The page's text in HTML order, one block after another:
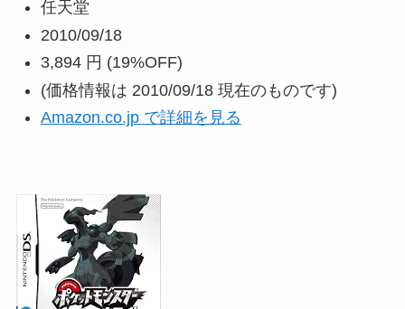
任天堂
2010/09/18
3,894 円 (19%OFF)
(価格情報は 2010/09/18 現在のものです)
Amazon.co.jp で詳細を見る